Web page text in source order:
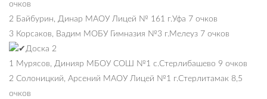
очков
2 Байбурин, Динар МАОУ Лицей № 161 г.Уфа 7 очков
3 Корсаков, Вадим МОБУ Гимназия №3 г.Мелеуз 7 очков
Доска 2
1 Мурясов, Динияр МБОУ СОШ №1 с.Стерлибашево 9 очков
2 Солоницкий, Арсений МАОУ Лицей №1 г.Стерлитамак 8,5
очков